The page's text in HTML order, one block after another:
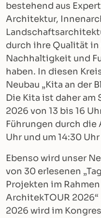
bestehend aus
Architektur,
durch ihre Qualität
Nachhaltigkeit und
haben. In diesen
Neubau „Kita an der
Die Kita ist daher am
2026 von 13 bis 16
Führungen durch die
Uhr und um 14:30
Ebenso wird unser
von 30 erlesenen
Projekten im
ArchitekTOUR
2026 wird im